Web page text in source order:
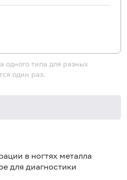
одного типа для разных
один раз.
в ногтях металла
для диагностики